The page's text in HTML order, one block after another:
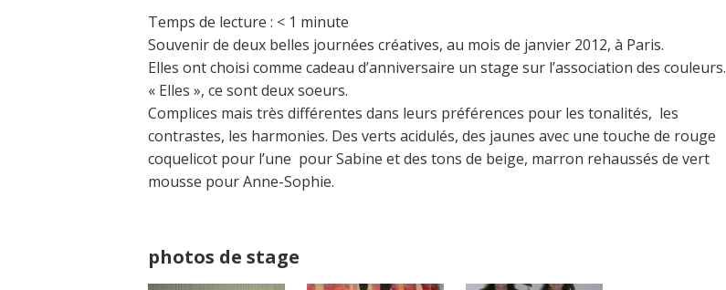
Temps de lecture : < 1 minute
Souvenir de deux belles journées créatives, au mois de janvier 2012, à Paris.
Elles ont choisi comme cadeau d’anniversaire un stage sur l’association des couleurs.
« Elles », ce sont deux soeurs.
Complices mais très différentes dans leurs préférences pour les tonalités, les
contrastes, les harmonies. Des verts acidulés, des jaunes avec une touche de rouge
coquelicot pour l’une pour Sabine et des tons de beige, marron rehaussés de vert
mousse pour Anne-Sophie.
photos de stage